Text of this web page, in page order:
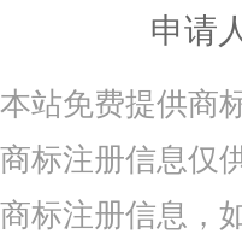
申请
本站免费提供商
商标注册信息仅
商标注册信息，